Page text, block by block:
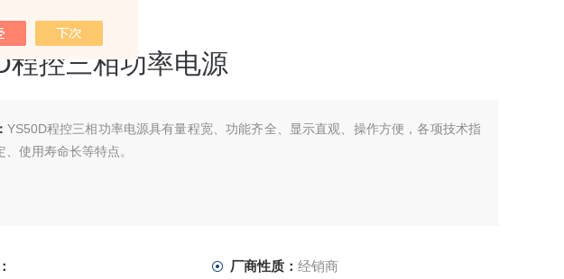
程控三相功率电源
YS50D程控三相功率电源具有量程宽、功能齐全、显示直观、操作方便，各项技术指
、使用寿命长等特点。
厂商性质： 经销商